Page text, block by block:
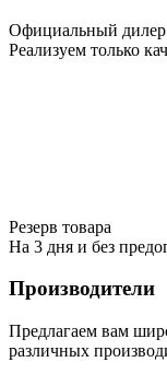
Официальный дилер
Реализуем только
Резерв товара
На 3 дня и без
Производители
Предлагаем вам
различных